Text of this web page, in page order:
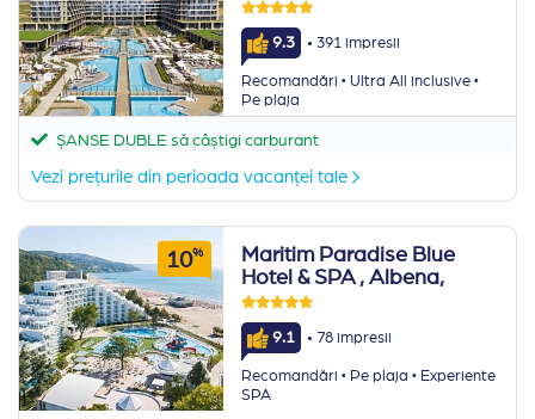
9.3 · 391 impresii
Recomandări ·Ultra All inclusive ·
Pe plaja
ȘANSE DUBLE să câștigi carburant
Vezi prețurile din perioada vacanței tale
10%
Maritim Paradise Blue
Hotel & SPA , Albena,
9.1 · 78 impresii
Recomandări ·Pe plaja ·Experiente
SPA